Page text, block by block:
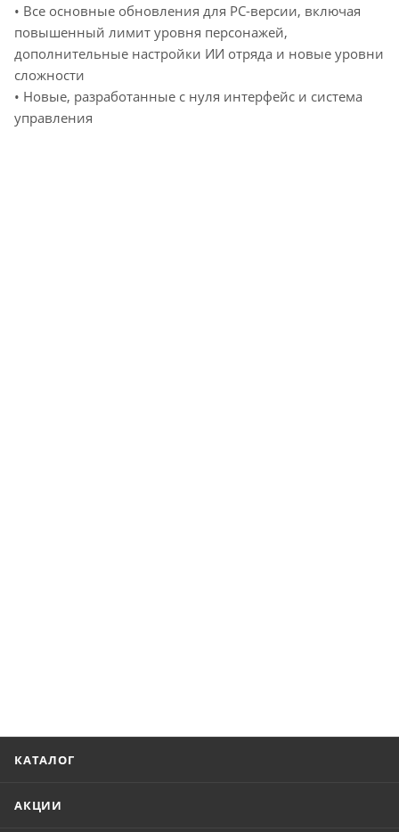
• Все основные обновления для РС-версии, включая
повышенный лимит уровня персонажей,
дополнительные настройки ИИ отряда и новые уровни
сложности
• Новые, разработанные с нуля интерфейс и система
управления
КАТАЛОГ
АКЦИИ